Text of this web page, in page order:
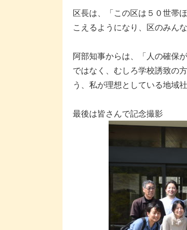
区長は、「この区は５０世帯
こえるようになり、区のみん
阿部知事からは、「人の確保
ではなく、むしろ学校誘致の
う、私が理想としている地域
最後は皆さんで記念撮影